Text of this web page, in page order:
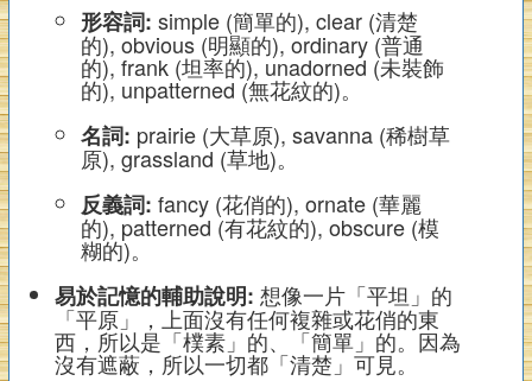
形容詞: simple (簡單的), clear (清楚
的), obvious (明顯的), ordinary (普通
的), frank (坦率的), unadorned (未裝飾
的), unpatterned (無花紋的)。
名詞: prairie (大草原), savanna (稀樹草
原), grassland (草地)。
反義詞: fancy (花俏的), ornate (華麗
的), patterned (有花紋的), obscure (模
糊的)。
易於記憶的輔助說明: 想像一片「平坦」的
「平原」，上面沒有任何複雜或花俏的東
西，所以是「樸素」的、「簡單」的。因為
沒有遮蔽，所以一切都「清楚」可見。